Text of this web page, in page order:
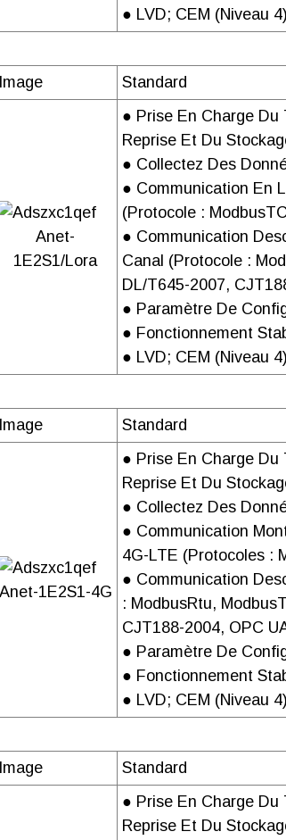
● LVD; CEM (niveau 4)
Image Standard
Anet-
1E2S1/Lora
● Prise En Charge
Reprise Et Du
● Collectez Des
● Communication En
(protocole :
● Communication
Canal (protocole :
DL/T645-2007,
● Paramètre De
● Fonctionnement
● LVD; CEM (niveau 4)
Image Standard
Anet-1E2S1-4G
● Prise En Charge
Reprise Et Du
● Collectez Des
● Communication
4G-LTE (protocoles :
● Communication
: ModbusRtu,
CJT188-2004, OPC
● Paramètre De
● Fonctionnement
● LVD; CEM (niveau 4)
Image Standard
● Prise En Charge
Reprise Et Du
carte interne
Interface Ethernet 1
PANNEAU AVANT
CONNEXION
EMBALLER
FORFAIT
MINIMUM
RAPPORT (EMC)
Machine de
communications
PASSERELLE
IEC61010 (basse